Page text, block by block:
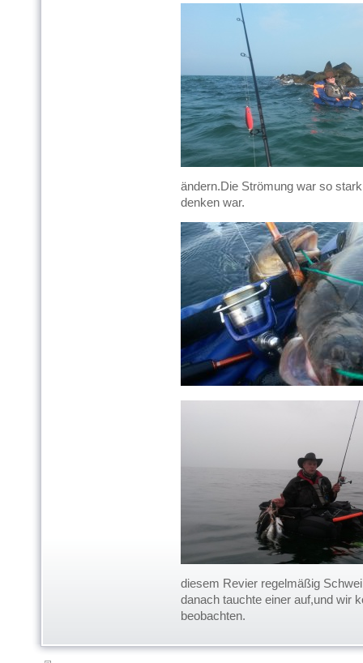
ändern.Die Strömung war so
denken war.
diesem Revier regelmäßig
danach tauchte einer auf,und wir
beobachten.